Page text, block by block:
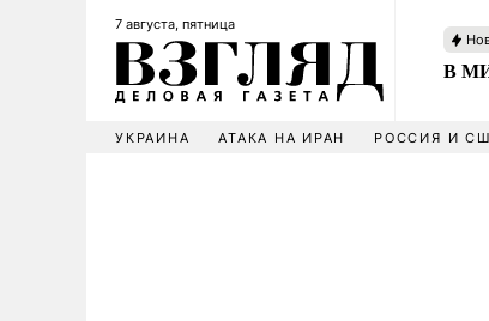
7 августа, пятница
В
УКРАИНА АТАКА НА ИРАН РОССИЯ И